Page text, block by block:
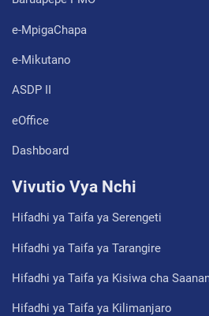
e-MpigaChapa
e-Mikutano
ASDP II
eOffice
Dashboard
Vivutio Vya Nchi
Hifadhi ya Taifa ya Serengeti
Hifadhi ya Taifa ya Tarangire
Hifadhi ya Taifa ya Kisiwa cha
Hifadhi ya Taifa ya Kilimanjaro